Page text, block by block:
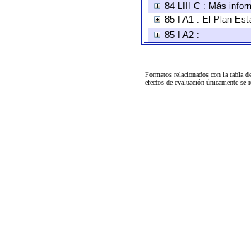
84 LIII C : Más
85 I A1 : El Plan
85 I A2 :
Formatos relacionados con la tabla
efectos de evaluación únicamente